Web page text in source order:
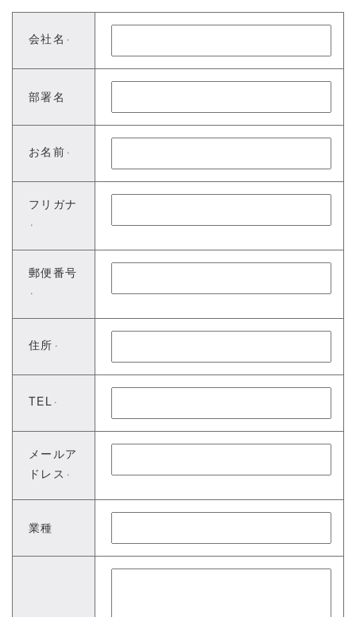
会社名 ※
部署名
お名前 ※
フリガナ
※
郵便番号
※
住所 ※
TEL ※
メールア
ドレス
※
業種